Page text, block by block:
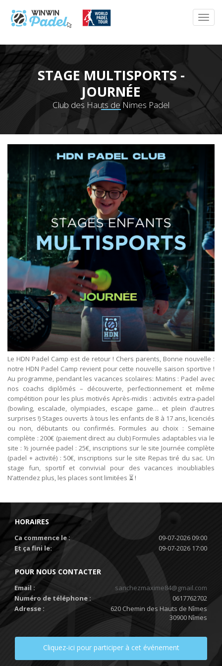
STAGE MULTISPORTS -
JOURNÉE
Club des Hauts de Nimes Padel
Le HDN Padel Camp est de retour ! Chers parents, Bonne nouvelle :
notre HDN Padel Camp revient pour cette nouvelle saison sportive !
Au programme, pendant les vacances scolaires: Matins : Padel avec
nos coachs diplômés – découverte, perfectionnement et même
compétition pour les plus motivés Après-midis : activités extra-padel
(bowling, escalade, olympiades, escape game… et plein d’autres
surprises !) Stages ouverts à tous les enfants de 8 à 17 ans, licenciés
ou non, débutants ou confirmés. Formules au choix : Semaine
complète : 200€ (paiement direct au club) Formules adaptables via le
site : ½ journée padel : 25€, inscriptions sur le site Journée complète
(padel + activité) : 50€, inscriptions sur le site Repas tiré du sac. Un
stage fun, sportif et convivial pour des vacances inoubliables
N’attendez plus, les places sont limitées ⏳ !
HORAIRES
Ca commence le :
09-07-2026 09:00
Et ça fini le:
09-07-2026 17:00
POUR NOUS CONTACTER
Email :
sanchezmaxime84@gmail.com
Numéro de téléphone :
0617762702
Adresse :
620 Chemin des Hauts de Nîmes
30900 Nîmes
Cliquez-ici pour participer à cet événement